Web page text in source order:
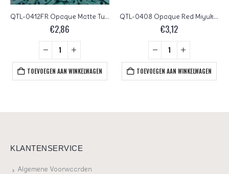
QTL-0412FR Opaque Matte Turquoise Green AB Miyuki Quarter Tila Beads 5×1,2 mm
€2,86
TOEVOEGEN AAN WINKELWAGEN
QTL-0408 Opaque Red Miyuki Quarter Tila Beads 5×1,2 mm
€3,12
TOEVOEGEN AAN WINKELWAGEN
KLANTENSERVICE
Algemene Voorwaarden